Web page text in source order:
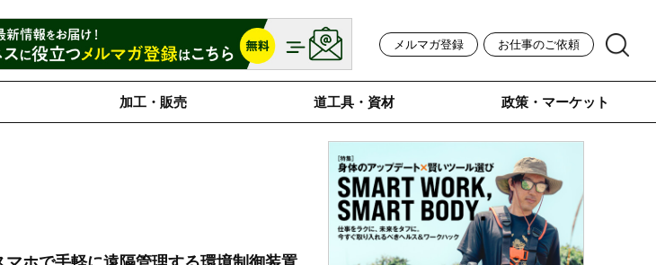
メルマガ登録 お仕事のご依頼
加工・販売 道工具・資材 政策・マーケット